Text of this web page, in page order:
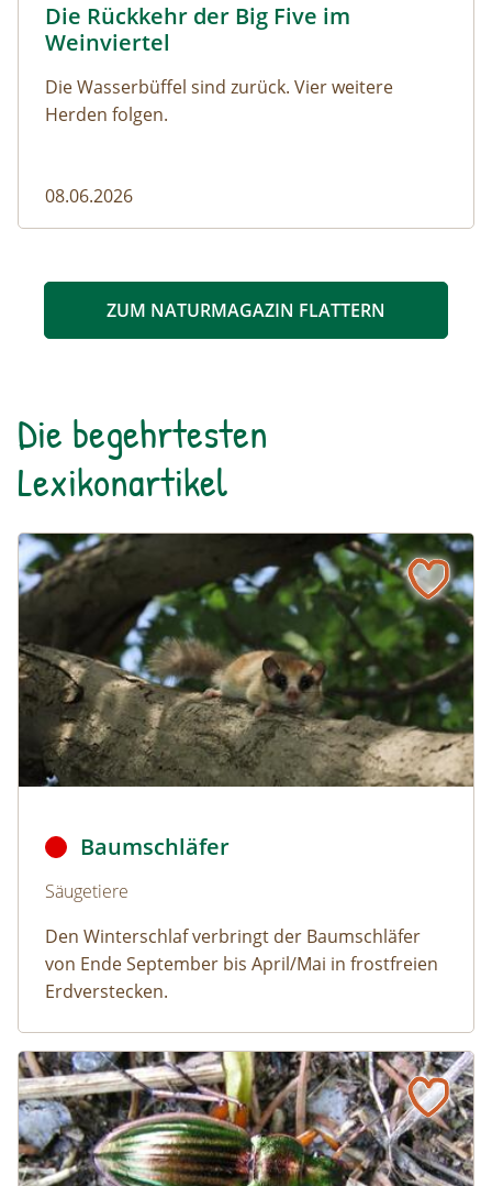
Naturmagazin: Die Rückkehr der Big Five im
Die Rückkehr der Big Five im
Weinviertel
Die Wasserbüffel sind zurück. Vier weitere
Herden folgen.
08.06.2026
ZUM NATURMAGAZIN FLATTERN
Die begehrtesten
Lexikonartikel
Baumschläfer
Naturlexikon: Baumschläfer
Naturlexikon: Baumschläfer
Baumschläfer
Säugetiere
Den Winterschlaf verbringt der Baumschläfer
von Ende September bis April/Mai in frostfreien
Erdverstecken.
Goldlaufkäfer
Naturlexikon: Goldlaufkäfer